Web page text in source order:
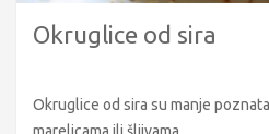
Okruglice od sira
Okruglice od sira su manje poznata